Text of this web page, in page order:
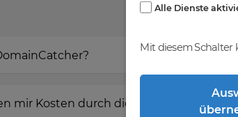
mir Kosten durch die Registrierung bei
Alle Dienste
Mit diesem Schalter